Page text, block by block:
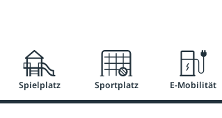
Spielplatz Sportplatz E-Mobilität